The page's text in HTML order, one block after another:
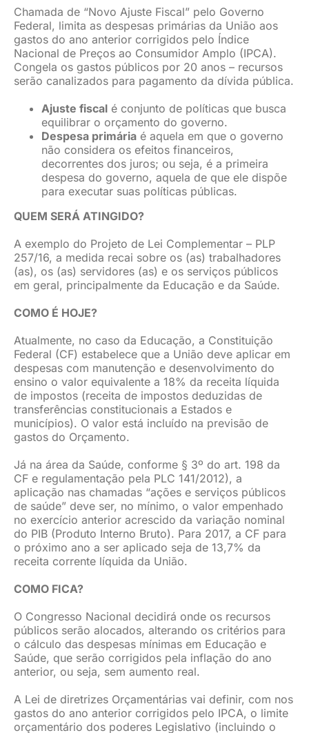
Chamada de “Novo Ajuste Fiscal” pelo Governo
Federal, limita as despesas primárias da União aos
gastos do ano anterior corrigidos pelo Índice
Nacional de Preços ao Consumidor Amplo (IPCA).
Congela os gastos públicos por 20 anos – recursos
serão canalizados para pagamento da dívida pública.
Ajuste fiscalé conjunto de políticas que busca
equilibrar o orçamento do governo.
Despesa primáriaé aquela em que o governo
não considera os efeitos financeiros,
decorrentes dos juros; ou seja, é a primeira
despesa do governo, aquela de que ele dispõe
para executar suas políticas públicas.
QUEM SERÁ ATINGIDO?
A exemplo do Projeto de Lei Complementar – PLP
257/16, a medida recai sobre os (as) trabalhadores
(as), os (as) servidores (as) e os serviços públicos
em geral, principalmente da Educação e da Saúde.
COMO É HOJE?
Atualmente, no caso da Educação, a Constituição
Federal (CF) estabelece que a União deve aplicar em
despesas com manutenção e desenvolvimento do
ensino o valor equivalente a 18% da receita líquida
de impostos (receita de impostos deduzidas de
transferências constitucionais a Estados e
municípios). O valor está incluído na previsão de
gastos do Orçamento.
Já na área da Saúde, conforme § 3º do art. 198 da
CF e regulamentação pela PLC 141/2012), a
aplicação nas chamadas “ações e serviços públicos
de saúde” deve ser, no mínimo, o valor empenhado
no exercício anterior acrescido da variação nominal
do PIB (Produto Interno Bruto). Para 2017, a CF para
o próximo ano a ser aplicado seja de 13,7% da
receita corrente líquida da União.
COMO FICA?
O Congresso Nacional decidirá onde os recursos
públicos serão alocados, alterando os critérios para
o cálculo das despesas mínimas em Educação e
Saúde, que serão corrigidos pela inflação do ano
anterior, ou seja, sem aumento real.
A Lei de diretrizes Orçamentárias vai definir, com nos
gastos do ano anterior corrigidos pelo IPCA, o limite
orçamentário dos poderes Legislativo (incluindo o